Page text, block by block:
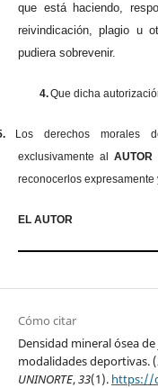
que está haciendo,
reivindicación, plagio u
pudiera sobrevenir.
4.Que dicha
Los derechos morales
exclusivamente al AUTOR
reconocerlos
EL AUTOR
Cómo citar
Densidad mineral ósea
modalidades deportivas.
UNINORTE,33(1). https://